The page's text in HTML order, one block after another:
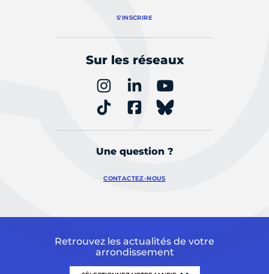
S'INSCRIRE
Sur les réseaux
Une question ?
CONTACTEZ-NOUS
Retrouvez les actualités de votre
arrondissement